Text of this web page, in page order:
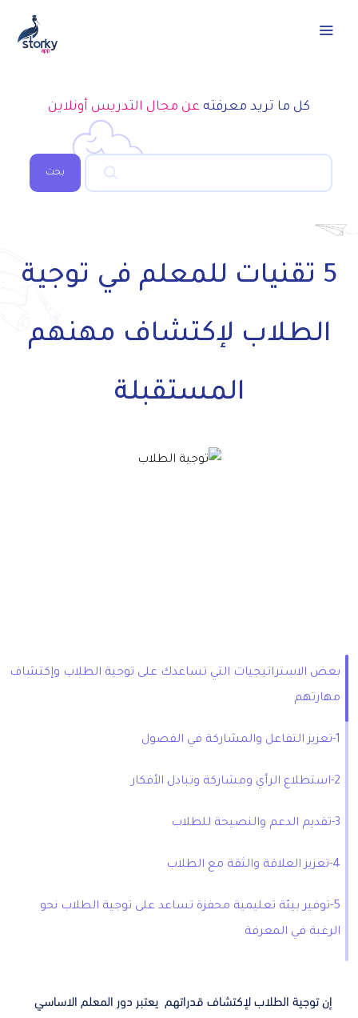
كل ما تريد معرفته عن مجال التدريس أونلاين
بحث
5 تقنيات للمعلم في توجية
الطلاب لإكتشاف مهنهم
المستقبلة
بعض الاستراتيجيات التي تساعدك على توجية الطلاب وإكتشاف
مهارتهم
1-تعزيز التفاعل والمشاركة في الفصول
2-استطلاع الرأي ومشاركة وتبادل الأفكار
3-تقديم الدعم والنصيحة للطلاب
4-تعزيز العلاقة والثقة مع الطلاب
5-توفير بيئة تعليمية محفزة تساعد على توجية الطلاب نحو
الرغبة في المعرفة
إن توجية الطلاب لإكتشاف قدراتهم يعتبر دور المعلم الاساسي